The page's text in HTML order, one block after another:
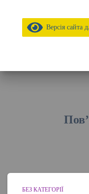
Версія сайта
БЕЗ КАТЕГОРІЇ